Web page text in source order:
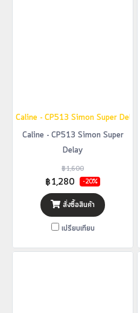
Caline - CP513 Simon Super Delay
Caline - CP513 Simon Super
Delay
฿1,600
฿1,280 -20%
สั่งซื้อสินค้า
เปรียบเทียบ